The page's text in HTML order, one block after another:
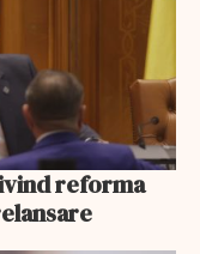
reforma